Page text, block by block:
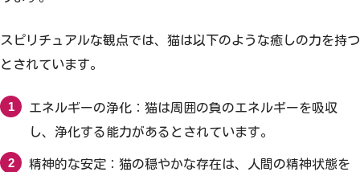
スピリチュアルな観点では、猫は以下のような癒しの力を持つ
とされています。
エネルギーの浄化：猫は周囲の負のエネルギーを吸収
し、浄化する能力があるとされています。
精神的な安定：猫の穏やかな存在は、人間の精神状態を